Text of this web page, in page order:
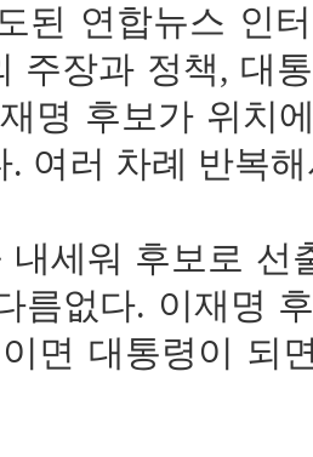
된 연합뉴스 인
주장과 정책, 대
명 후보가 위치
. 여러 차례 반복
내세워 후보로 선
름없다. 이재명
면 대통령이 되